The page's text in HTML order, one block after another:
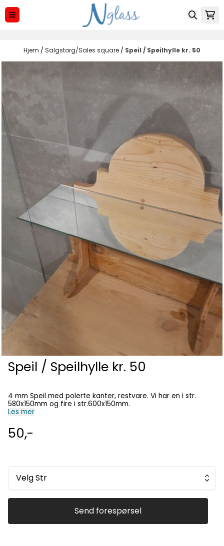
Hopp til innhold
Hjem / Salgstorg/Sales square / Speil / Speilhylle kr. 50
Speil / Speilhylle kr. 50
4 mm Speil med polerte kanter, restvare. Vi har en i str.
580x150mm og fire i str.600x150mm.
Les mer
50,-
Velg Str
Send forespørsel